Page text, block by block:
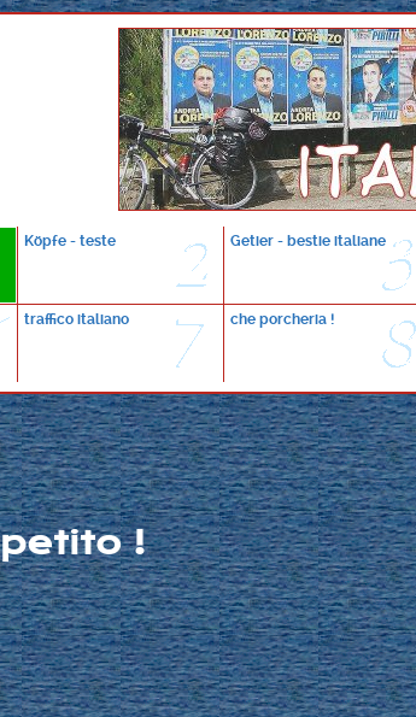
Köpfe - teste Getier - bestie italiane
traffico italiano che porcheria !